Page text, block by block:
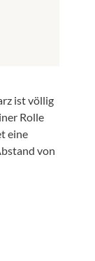
ist völlig
Rolle
eine
von